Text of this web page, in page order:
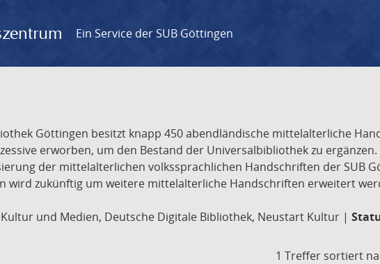
Ein Service der SUB Göttingen
Göttingen besitzt knapp 450 abendländische mittelalterliche
erworben, um den Bestand der Universalbibliothek zu
der mittelalterlichen volkssprachlichen Handschriften der SUB
wird zukünftig um weitere mittelalterliche Handschriften erweitert
und Medien, Deutsche Digitale Bibliothek, Neustart Kultur |
1 Treffer sortiert